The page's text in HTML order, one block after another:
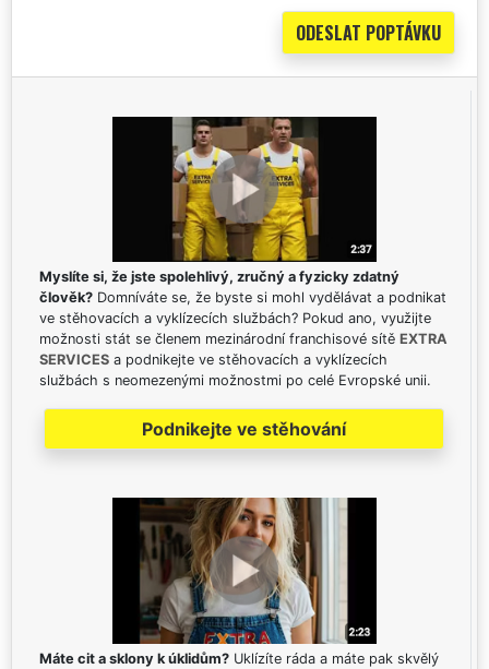
Myslíte si, že jste spolehlivý, zručný a fyzicky zdatný
člověk? Domníváte se, že byste si mohl vydělávat a podnikat
ve stěhovacích a vyklízecích službách? Pokud ano, využijte
možnosti stát se členem mezinárodní franchisové sítě EXTRA
SERVICES a podnikejte ve stěhovacích a vyklízecích
službách s neomezenými možnostmi po celé Evropské unii.
Podnikejte ve stěhování
Máte cit a sklony k úklidům? Uklízíte ráda a máte pak skvělý